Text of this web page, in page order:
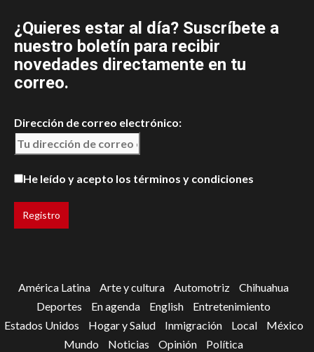
¿Quieres estar al día? Suscríbete a
nuestro boletín para recibir
novedades directamente en tu
correo.
Dirección de correo electrónico:
He leído y acepto los términos y condiciones
América Latina Arte y cultura Automotriz
Chihuahua
Deportes
En agenda English
Entretenimiento
Estados Unidos
Hogar y Salud Inmigración Local
México
Mundo
Noticias Opinión Política